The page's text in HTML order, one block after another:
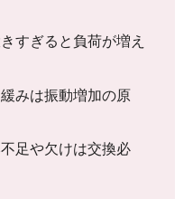
すぎると負荷が増え
緩みは振動増加の原
足や欠けは交換必